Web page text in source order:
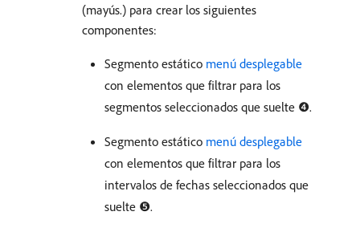
(mayús.) para crear los siguientes
componentes:
Segmento estático menú desplegable
con elementos que filtrar para los
segmentos seleccionados que suelte ❹.
Segmento estático menú desplegable
con elementos que filtrar para los
intervalos de fechas seleccionados que
suelte ❺.